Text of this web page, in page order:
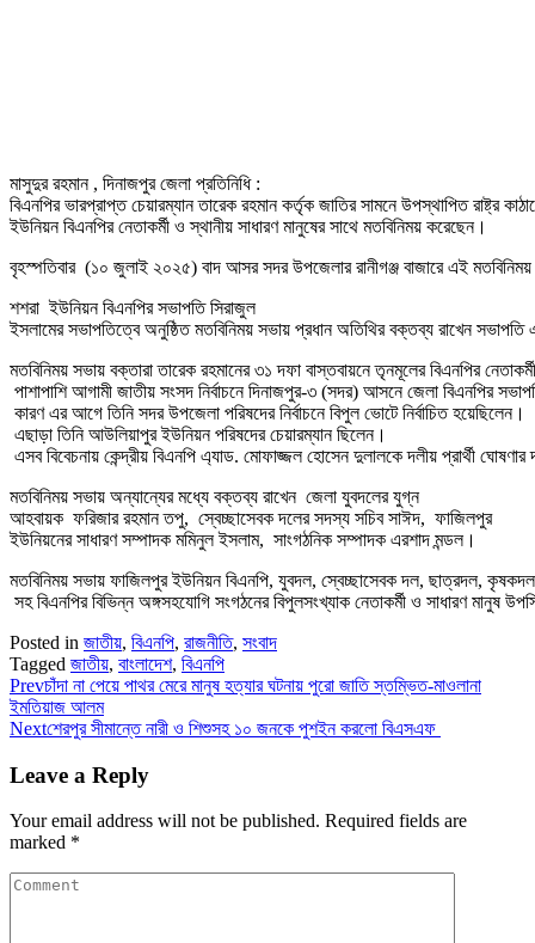
মাসুদুর রহমান , দিনাজপুর জেলা প্রতিনিধি :
বিএনপির ভারপ্রাপ্ত চেয়ারম্যান তারেক রহমান কর্তৃক জাতির সামনে উপস্থাপিত রাষ্ট্র
ইউনিয়ন বিএনপির নেতাকর্মী ও স্থানীয় সাধারণ মানুষের সাথে মতবিনিময় করেছেন।
বৃহস্পতিবার (১০ জুলাই ২০২৫) বাদ আসর সদর উপজেলার রানীগঞ্জ বাজারে এই
শশরা ইউনিয়ন বিএনপির সভাপতি সিরাজুল
ইসলামের সভাপতিত্বে অনুষ্ঠিত মতবিনিময় সভায় প্রধান অতিথির বক্তব্য রাখেন
মতবিনিময় সভায় বক্তারা তারেক রহমানের ৩১ দফা বাস্তবায়নে তৃনমূলের বিএনপির
পাশাপাশি আগামী জাতীয় সংসদ নির্বাচনে দিনাজপুর-৩ (সদর) আসনে জেলা বিএনপির
কারণ এর আগে তিনি সদর উপজেলা পরিষদের নির্বাচনে বিপুল ভোটে নির্বাচিত হয়েছিলেন।
এছাড়া তিনি আউলিয়াপুর ইউনিয়ন পরিষদের চেয়ারম্যান ছিলেন।
এসব বিবেচনায় কেন্দ্রীয় বিএনপি এ্যাড. মোফাজ্জল হোসেন দুলালকে দলীয় প্রার্থী ঘোষণার
মতবিনিময় সভায় অন্যান্যের মধ্যে বক্তব্য রাখেন জেলা যুবদলের যুগ্ন
আহবায়ক ফরিজার রহমান তপু, স্বেচ্ছাসেবক দলের সদস্য সচিব সাঈদ, ফাজিলপুর
ইউনিয়নের সাধারণ সম্পাদক মমিনুল ইসলাম, সাংগঠনিক সম্পাদক এরশাদ মন্ডল।
মতবিনিময় সভায় ফাজিলপুর ইউনিয়ন বিএনপি, যুবদল, স্বেচ্ছাসেবক দল, ছাত্রদল,
সহ বিএনপির বিভিন্ন অঙ্গসহযোগি সংগঠনের বিপুলসংখ্যাক নেতাকর্মী ও সাধারণ মানুষ
Posted in জাতীয়, বিএনপি, রাজনীতি, সংবাদ
Tagged জাতীয়, বাংলাদেশ, বিএনপি
Prevচাঁদা না পেয়ে পাথর মেরে মানুষ হত্যার ঘটনায় পুরো জাতি স্তম্ভিত-মাওলানা
ইমতিয়াজ আলম
Nextশেরপুর সীমান্তে নারী ও শিশুসহ ১০ জনকে পুশইন করলো বিএসএফ
Leave a Reply
Your email address will not be published. Required fields are
marked *